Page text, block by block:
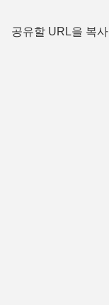
공유할 URL을 복